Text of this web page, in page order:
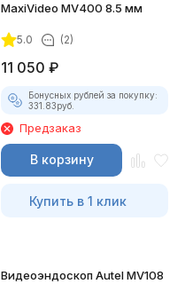
MaxiVideo MV400 8.5 мм
5.0 (2)
11 050 ₽
Бонусных рублей за покупку:
331.83руб.
Предзаказ
В корзину
Купить в 1 клик
Видеоэндоскоп Autel MV108